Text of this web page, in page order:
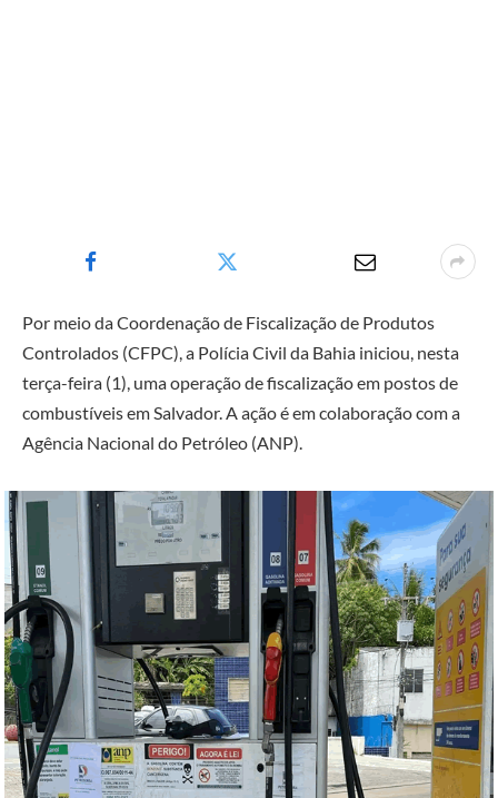
Por meio da Coordenação de Fiscalização de Produtos
Controlados (CFPC), a Polícia Civil da Bahia iniciou, nesta
terça-feira (1), uma operação de fiscalização em postos de
combustíveis em Salvador. A ação é em colaboração com a
Agência Nacional do Petróleo (ANP).